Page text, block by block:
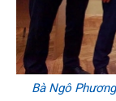
Bà Ngô